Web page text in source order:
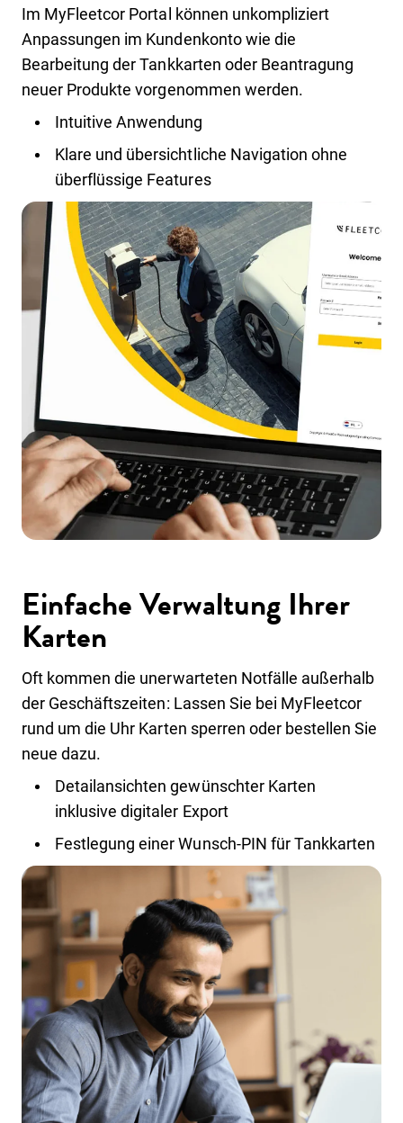
Im MyFleetcor Portal können unkompliziert
Anpassungen im Kundenkonto wie die
Bearbeitung der Tankkarten oder Beantragung
neuer Produkte vorgenommen werden.
Intuitive Anwendung
Klare und übersichtliche Navigation ohne
überflüssige Features
Einfache Verwaltung Ihrer
Karten
Oft kommen die unerwarteten Notfälle außerhalb
der Geschäftszeiten: Lassen Sie bei MyFleetcor
rund um die Uhr Karten sperren oder bestellen Sie
neue dazu.
Detailansichten gewünschter Karten
inklusive digitaler Export
Festlegung einer Wunsch-PIN für Tankkarten